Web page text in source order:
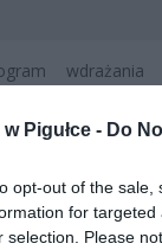
Pigułce - Do
opt-out of the
for
selection. Please
i inwestorów
czujniki. Jest
systemów
i kosztowna